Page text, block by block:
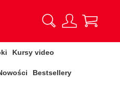
Kursy video
Bestsellery